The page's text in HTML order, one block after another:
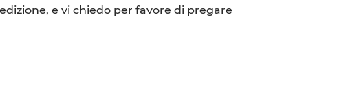
e vi chiedo per favore di pregare